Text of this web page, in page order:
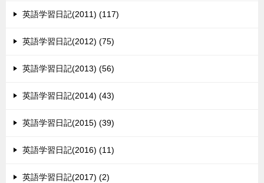
英語学習日記(2011) (117)
英語学習日記(2012) (75)
英語学習日記(2013) (56)
英語学習日記(2014) (43)
英語学習日記(2015) (39)
英語学習日記(2016) (11)
英語学習日記(2017) (2)